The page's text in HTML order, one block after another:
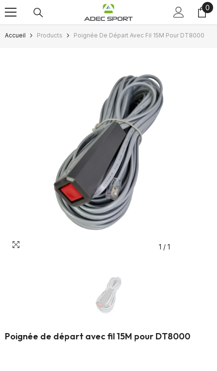
Passer au contenu 0
0
Accueil Products Poignée De Départ Avec Fil 15M Pour DT8000
1 / 1
Poignée de départ avec fil 15M pour DT8000